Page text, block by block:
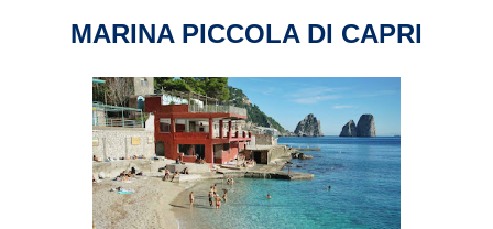
MARINA PICCOLA DI CAPRI